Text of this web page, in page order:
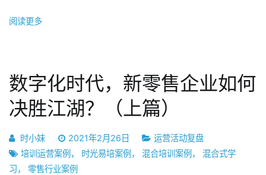
指
引
阅读更多
数字化时代，新零售企业如何
决胜江湖？（上篇）
时小妹 2021年2月26日
运营活动复盘
培训运营案例 ， 时光易培案例 ， 混合培训案例 ， 混合式学
习， 零售行业案例